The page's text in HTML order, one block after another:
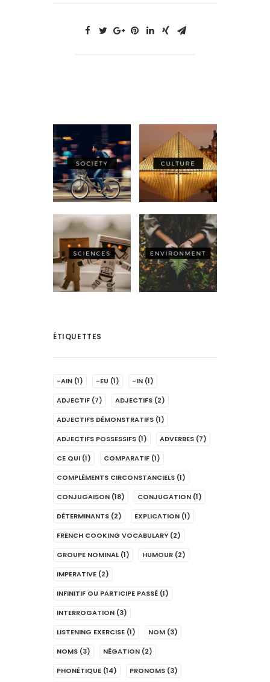
ÉTIQUETTES
-AIN (1) -EU (1) -IN (1)
ADJECTIF (7) ADJECTIFS (2)
ADJECTIFS DÉMONSTRATIFS (1)
ADJECTIFS POSSESSIFS (1) ADVERBES (7)
CE QUI (1) COMPARATIF (1)
COMPLÉMENTS CIRCONSTANCIELS (1)
CONJUGAISON (18) CONJUGATION (1)
DÉTERMINANTS (2) EXPLICATION (1)
FRENCH COOKING VOCABULARY (2)
GROUPE NOMINAL (1) HUMOUR (2)
IMPERATIVE (2)
INFINITIF OU PARTICIPE PASSÉ (1)
INTERROGATION (3)
LISTENING EXERCISE (1) NOM (3)
NOMS (3) NÉGATION (2)
PHONÉTIQUE (14) PRONOMS (3)